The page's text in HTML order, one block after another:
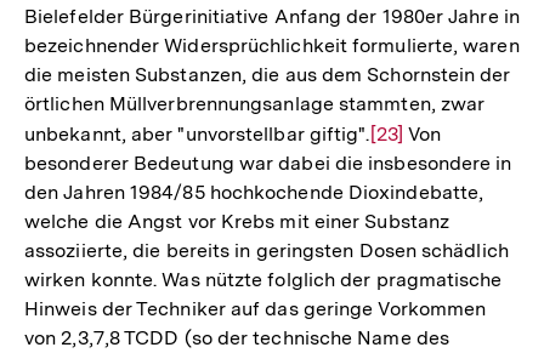
Bielefelder Bürgerinitiative Anfang der 1980er Jahre in
bezeichnender Widersprüchlichkeit formulierte, waren
die meisten Substanzen, die aus dem Schornstein der
örtlichen Müllverbrennungsanlage stammten, zwar
unbekannt, aber "unvorstellbar giftig". Zur
Auflösung
der
Fußnote
[23] Von
besonderer Bedeutung war dabei die insbesondere in
den Jahren 1984/85 hochkochende Dioxindebatte,
welche die Angst vor Krebs mit einer Substanz
assoziierte, die bereits in geringsten Dosen schädlich
wirken konnte. Was nützte folglich der pragmatische
Hinweis der Techniker auf das geringe Vorkommen
von 2,3,7,8 TCDD (so der technische Name des